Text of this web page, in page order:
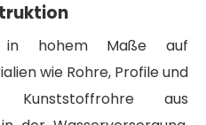
in hohem Maße auf
wie Rohre, Profile und
Kunststoffrohre aus